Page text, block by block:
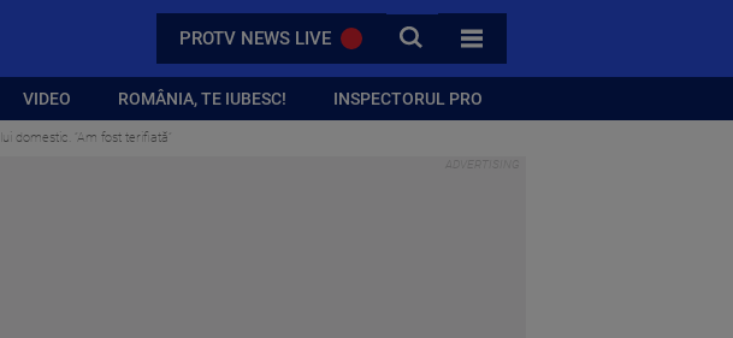
PROTV NEWS LIVE CAUTA
TOATE CATEGORIILE
VIDEO ROMÂNIA, TE IUBESC! INSPECTORUL PRO
domestic. ”Am fost terifiată”